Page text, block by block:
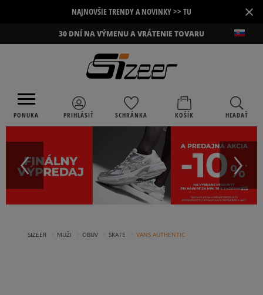
NAJNOVŠIE TRENDY A NOVINKY >> TU ×
30 DNÍ NA VÝMENU A VRÁTENIE TOVARU
PONUKA PRIHLÁSIŤ SCHRÁNKA KOŠÍK HĽADAŤ
SIZEER MUŽI OBUV SKATE VANS AUTHENTIC